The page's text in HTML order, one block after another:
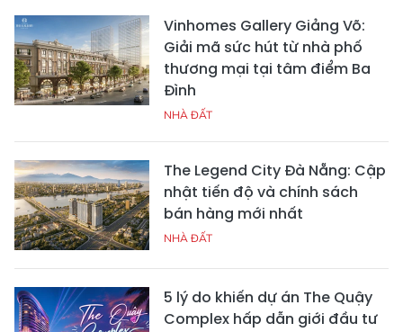
Vinhomes Gallery Giảng Võ:
Giải mã sức hút từ nhà phố
thương mại tại tâm điểm Ba
Đình
NHÀ ĐẤT
The Legend City Đà Nẵng: Cập
nhật tiến độ và chính sách
bán hàng mới nhất
NHÀ ĐẤT
5 lý do khiến dự án The Quậy
Complex hấp dẫn giới đầu tư